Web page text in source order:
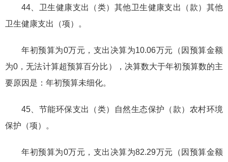
44、卫生健康支出（类）其他卫生健康支出（款）其他
卫生健康支出（项）。
年初预算为0万元，支出决算为10.06万元（因预算金额
为0，无法计算超预算百分比），决算数大于年初预算数的主
要原因是：年初预算未细化。
45、节能环保支出（类）自然生态保护（款）农村环境
保护（项）。
年初预算为0万元，支出决算为82.29万元（因预算金额